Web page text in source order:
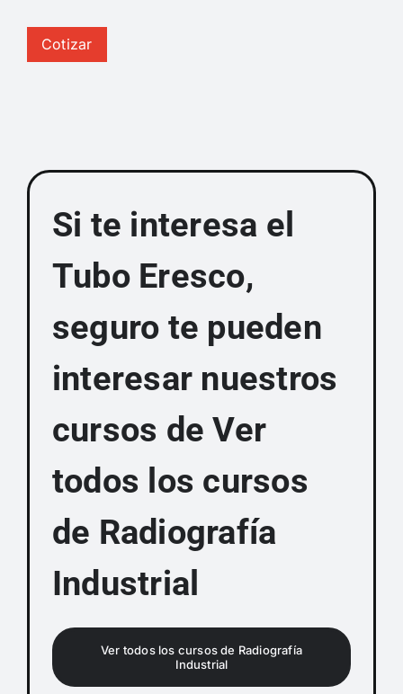
Cotizar
Si te interesa el
Tubo Eresco,
seguro te pueden
interesar nuestros
cursos de Ver
todos los cursos
de Radiografía
Industrial
Ver todos los cursos de Radiografía
Industrial